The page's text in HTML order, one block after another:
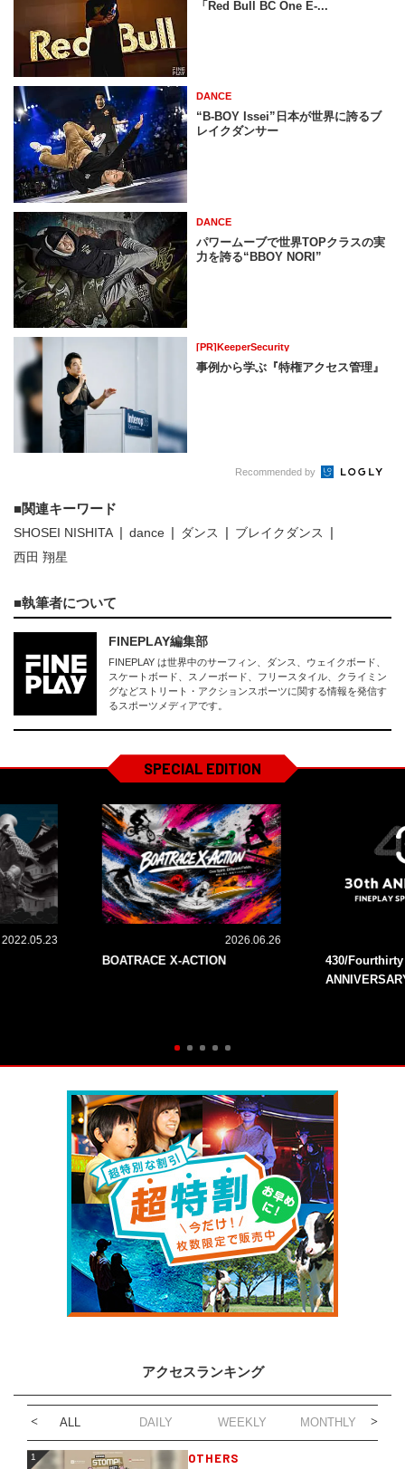
「Red Bull BC One E-...
DANCE
“B-BOY Issei”日本が世界に誇るブ
レイクダンサー
DANCE
パワームーブで世界TOPクラスの実
力を誇る“BBOY NORI”
[PR]KeeperSecurity
事例から学ぶ『特権アクセス管理』
Recommended by
関連キーワード
SHOSEI NISHITA dance ダンス
ブレイクダンス
西田 翔星
執筆者について
FINEPLAY編集部
FINEPLAY は世界中のサーフィン、ダンス、ウェイクボード、
スケートボード、スノーボード、フリースタイル、クライミン
グなどストリート・アクションスポーツに関する情報を発信す
るスポーツメディアです。
SPECIAL EDITION
2022.05.23 2026.06.26
BOATRACE X-ACTION
430/
アクセスランキング
ALL DAILY WEEKLY MONTHLY
1 OTHERS